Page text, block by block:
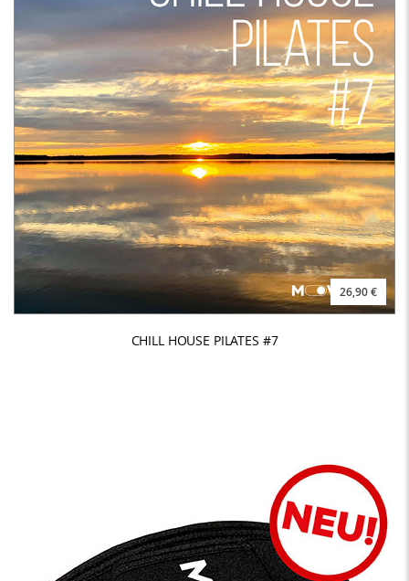
26,90 €
CHILL HOUSE PILATES #7